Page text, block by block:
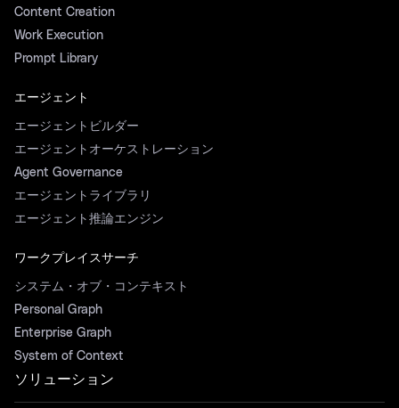
Content Creation
Work Execution
Prompt Library
エージェント
エージェントビルダー
エージェントオーケストレーション
Agent Governance
エージェントライブラリ
エージェント推論エンジン
ワークプレイスサーチ
システム・オブ・コンテキスト
Personal Graph
Enterprise Graph
System of Context
ソリューション